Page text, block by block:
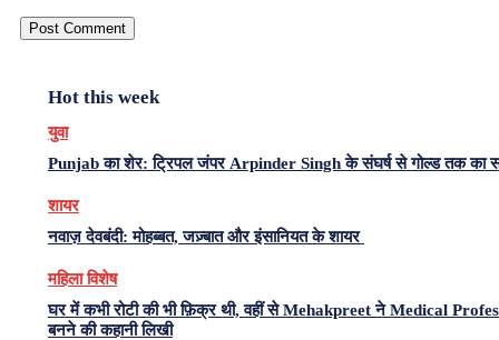
Hot this week
युवा
Punjab का शेर: ट्रिपल जंपर Arpinder Singh के संघर्ष से गोल्ड तक का
शायर
नवाज़ देवबंदी: मोहब्बत, जज़्बात और इंसानियत के शायर
महिला विशेष
घर में कभी रोटी की भी फ़िक्र थी, वहीं से Mehakpreet ने Medical
बनने की कहानी लिखी